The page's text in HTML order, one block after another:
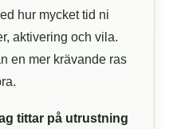
hur mycket tid ni
aktivering och vila.
en mer krävande ras
tittar på utrustning